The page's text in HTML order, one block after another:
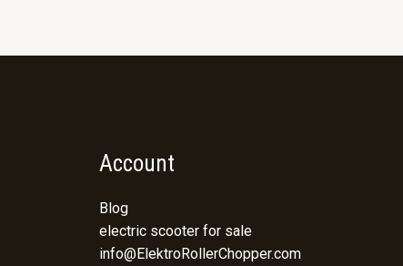
Account
Blog
electric scooter for sale
info@ElektroRollerChopper.com